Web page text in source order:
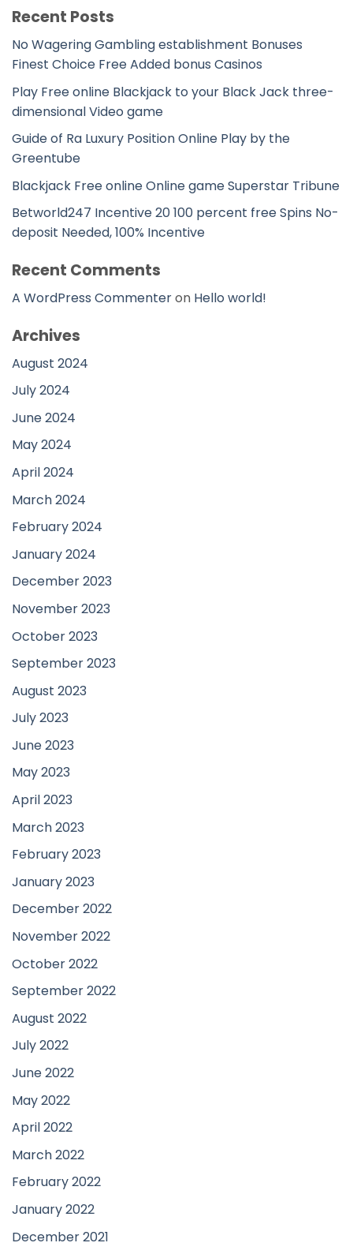
Recent Posts
No Wagering Gambling establishment Bonuses
Finest Choice Free Added bonus Casinos
Play Free online Blackjack to your Black Jack three-
dimensional Video game
Guide of Ra Luxury Position Online Play by the
Greentube
Blackjack Free online Online game Superstar Tribune
Betworld247 Incentive 20 100 percent free Spins No-
deposit Needed, 100% Incentive
Recent Comments
A WordPress Commenteron Hello world!
Archives
August 2024
July 2024
June 2024
May 2024
April 2024
March 2024
February 2024
January 2024
December 2023
November 2023
October 2023
September 2023
August 2023
July 2023
June 2023
May 2023
April 2023
March 2023
February 2023
January 2023
December 2022
November 2022
October 2022
September 2022
August 2022
July 2022
June 2022
May 2022
April 2022
March 2022
February 2022
January 2022
December 2021